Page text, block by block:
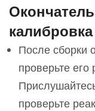
калибровка
После сборки
проверьте его
проверьте